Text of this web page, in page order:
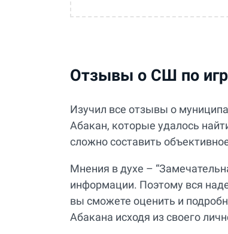
Отзывы о СШ по
Изучил все отзывы о
Абакан, которые удалось
сложно составить
Мнения в духе –
информации. Поэтому вся
вы сможете оценить и
Абакана исходя из своего